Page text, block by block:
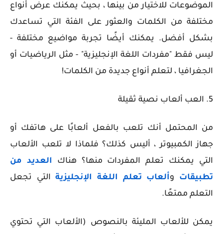
الموضوعات للاختيار من بينها ، بحيث يمكنك عرض أنواع
مختلفة من الكلمات والعثور على الفئة التي تساعدك
بشكل أفضل. يمكنك أيضًا تجربة مواضيع مختلفة -
ليس فقط "مفردات اللغة الإنجليزية" - مثل الرياضيات أو
الجغرافيا ، لتعلم أنواع جديدة من الكلمات!
5. العب ألعاب نصية ثقيلة
من المحتمل أنك تلعب بالفعل ألعابًا على هاتفك أو
جهاز الكمبيوتر ، أليس كذلك؟ فلماذا لا تلعب الألعاب
التي يمكنك تعلم المفردات منها؟ هناك
العديد من
تطبيقات
وألعاب تعلم اللغة الإنجليزيةالتي تجعل
التعلم ممتعًا.
يمكن للألعاب المليئة بالنصوص (الألعاب التي تحتوي